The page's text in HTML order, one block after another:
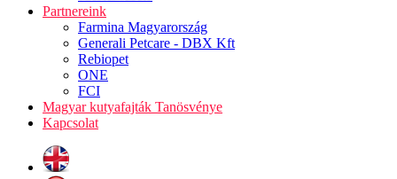
Partnereink
Farmina Magyarország
Generali Petcare - DBX Kft
Rebiopet
ONE
FCI
Magyar kutyafajták Tanösvénye
Kapcsolat